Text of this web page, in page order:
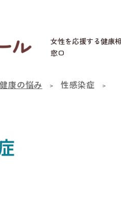
女性を応援する健康
窓口
康の悩み 性感染症